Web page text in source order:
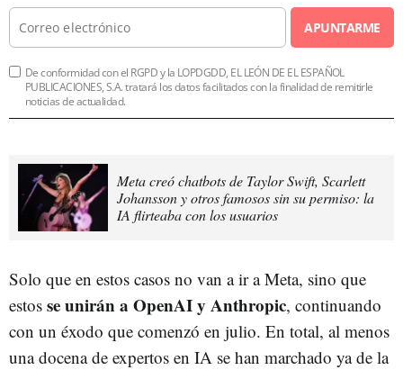
APUNTARME
De conformidad con el RGPD y la LOPDGDD, EL LEÓN DE EL ESPAÑOL
PUBLICACIONES, S.A. tratará los datos facilitados con la finalidad de remitirle
noticias de actualidad.
Meta creó chatbots de Taylor Swift, Scarlett
Johansson y otros famosos sin su permiso: la
IA flirteaba con los usuarios
Solo que en estos casos no van a ir a Meta, sino que
estos se unirán a OpenAI y Anthropic, continuando
con un éxodo que comenzó en julio. En total, al menos
una docena de expertos en IA se han marchado ya de la